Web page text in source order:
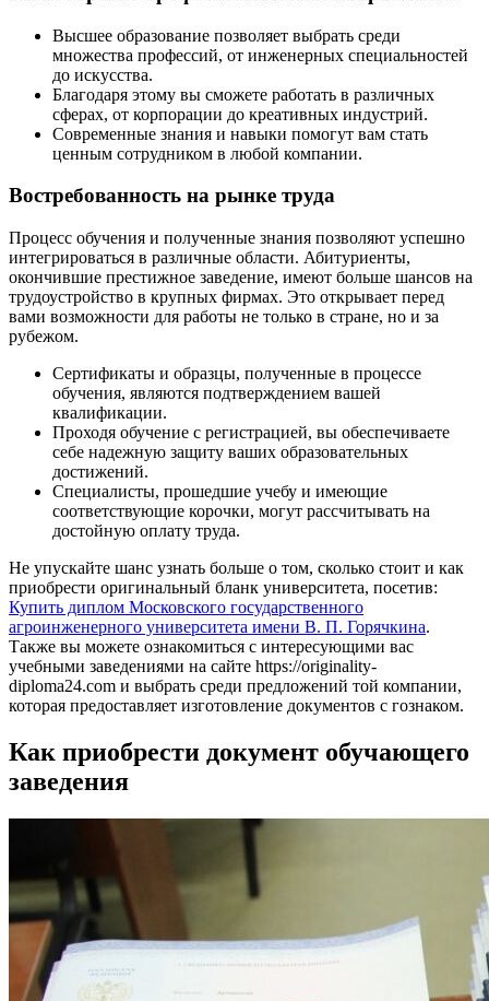
Высшее образование позволяет выбрать среди
множества профессий, от инженерных специальностей
до искусства.
Благодаря этому вы сможете работать в различных
сферах, от корпорации до креативных индустрий.
Современные знания и навыки помогут вам стать
ценным сотрудником в любой компании.
Востребованность на рынке труда
Процесс обучения и полученные знания позволяют успешно
интегрироваться в различные области. Абитуриенты,
окончившие престижное заведение, имеют больше шансов на
трудоустройство в крупных фирмах. Это открывает перед
вами возможности для работы не только в стране, но и за
рубежом.
Сертификаты и образцы, полученные в процессе
обучения, являются подтверждением вашей
квалификации.
Проходя обучение с регистрацией, вы обеспечиваете
себе надежную защиту ваших образовательных
достижений.
Специалисты, прошедшие учебу и имеющие
соответствующие корочки, могут рассчитывать на
достойную оплату труда.
Не упускайте шанс узнать больше о том, сколько стоит и как
приобрести оригинальный бланк университета, посетив:
Купить диплом Московского государственного
агроинженерного университета имени В. П. Горячкина.
Также вы можете ознакомиться с интересующими вас
учебными заведениями на сайте https://originality-
diploma24.com и выбрать среди предложений той компании,
которая предоставляет изготовление документов с гознаком.
Как приобрести документ обучающего
заведения